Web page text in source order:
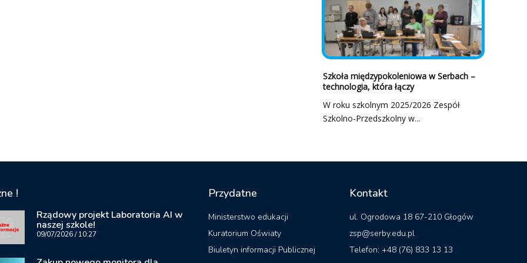
Szkoła międzypokoleniowa w Serbach –
technologia, która łączy
W roku szkolnym 2025/2026 Zespół
Szkolno-Przedszkolny w...
!
Rządowy projekt Laboratoria AI w
naszej szkole!
09/07/202610:27
Przydatne
Ministerstwo edukacji
Kuratorium Oświaty
Biuletyn informacji Publicznej
Kontakt
ul. Ogrodowa 18 67-210 Głogów
zsp@serby.edu.pl
Telefon: +48 (76) 833 13 13